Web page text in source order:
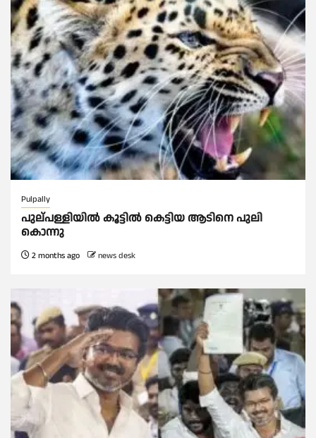
Pulpally
പുല്പള്ളിയിൽ കൂട്ടില്‍ കെട്ടിയ ആടിനെ പുലി
കൊന്നു
2 months ago news desk